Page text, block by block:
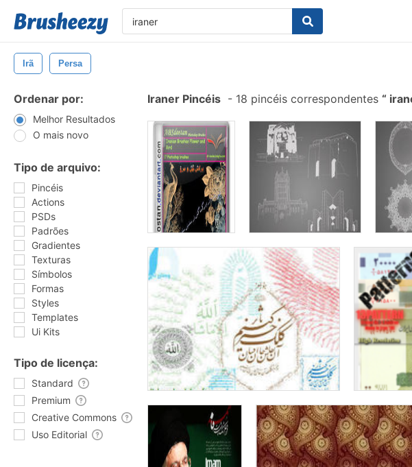
Irã Persa
Ordenar por:
Melhor Resultados
O mais novo
Tipo de arquivo:
Pincéis
Actions
PSDs
Padrões
Gradientes
Texturas
Símbolos
Formas
Styles
Templates
Ui Kits
Tipo de licença:
Standard
Premium
Creative Commons
Uso Editorial
Iraner Pincéis - 18 pincéis correspondentes